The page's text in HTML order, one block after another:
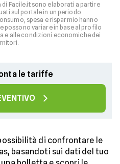
Facile.it sono elaborati a partire
sul portale in un periodo
spesa e risparmio hanno
possono variare in base al profilo
e alle condizioni economiche dei
le tariffe
di confrontare le
basandoti sui dati del tuo